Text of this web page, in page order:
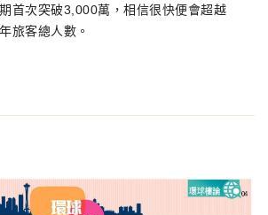
首次突破3,000萬，相信很快便會超越
旅客總人數。